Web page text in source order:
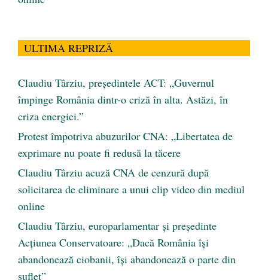
ULTIMA REPRIZĂ
Claudiu Târziu, președintele ACT: „Guvernul
împinge România dintr-o criză în alta. Astăzi, în
criza energiei.”
Protest împotriva abuzurilor CNA: „Libertatea de
exprimare nu poate fi redusă la tăcere
Claudiu Târziu acuză CNA de cenzură după
solicitarea de eliminare a unui clip video din mediul
online
Claudiu Târziu, europarlamentar și președinte
Acțiunea Conservatoare: „Dacă România își
abandonează ciobanii, își abandonează o parte din
suflet”